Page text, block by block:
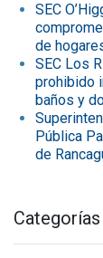
SEC
de
SEC Los
prohibido
baños y
Pública
de
Categorías